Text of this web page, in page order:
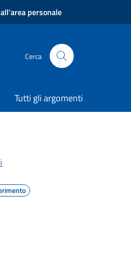
personale
Cerca
Tutti gli argomenti